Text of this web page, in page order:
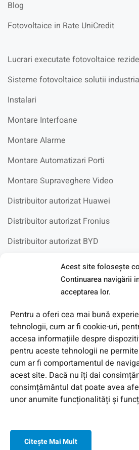
Acest site foloseşte
Continuarea navigării
acceptarea lor.
Pentru a oferi cea mai bună
tehnologii, cum ar fi cookie-uri,
accesa informațiile despre
pentru aceste tehnologii ne
cum ar fi comportamentul de
acest site. Dacă nu îți dai
consimțământul dat poate avea
unor anumite funcționalități și
Citeşte Mai Mult
Blog
Fotovoltaice in Rate UniCredit
Lucrari executate fotovoltaice
Sisteme fotovoltaice solutii
Instalari
Montare Interfoane
Montare Alarme
Montare Automatizari Porti
Montare Supraveghere Video
Distribuitor autorizat Huawei
Distribuitor autorizat Fronius
Distribuitor autorizat BYD
Fotovoltaice in scoli